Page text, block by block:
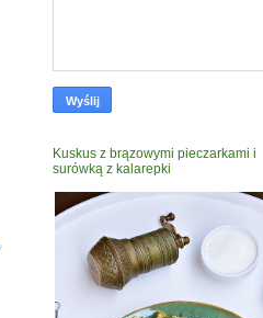
Kuskus z brązowymi pieczarkami i
surówką z kalarepki